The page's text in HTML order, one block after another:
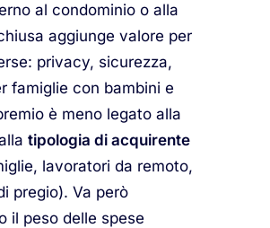
al condominio o alla
aggiunge valore per
privacy, sicurezza,
famiglie con bambini e
è meno legato alla
tipologia di acquirente
lavoratori da remoto,
pregio). Va però
il peso delle spese